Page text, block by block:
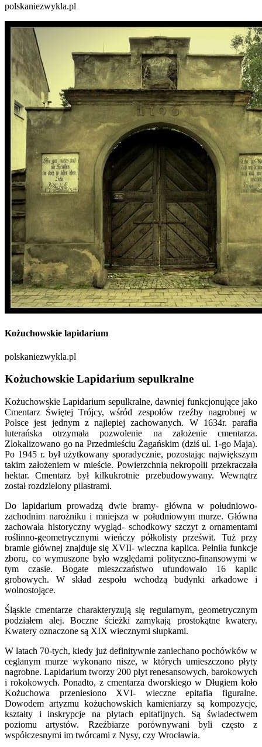
polskaniezwykla.pl
Kożuchowskie lapidarium
polskaniezwykla.pl
Kożuchowskie Lapidarium sepulkralne
Kożuchowskie Lapidarium sepulkralne, dawniej funkcjonujące jako
Cmentarz Świętej Trójcy, wśród zespołów rzeźby nagrobnej w
Polsce jest jednym z najlepiej zachowanych. W 1634r. parafia
luterańska otrzymała pozwolenie na założenie cmentarza.
Zlokalizowano go na Przedmieściu Żagańskim (dziś ul. 1-go Maja).
Po 1945 r. był użytkowany sporadycznie, pozostając największym
takim założeniem w mieście. Powierzchnia nekropolii przekraczała
hektar. Cmentarz był kilkukrotnie przebudowywany. Wewnątrz
został rozdzielony pilastrami.
Do lapidarium prowadzą dwie bramy- główna w południowo-
zachodnim narożniku i mniejsza w południowym murze. Główna
zachowała historyczny wygląd- schodkowy szczyt z ornamentami
roślinno-geometrycznymi wieńczy półkolisty prześwit. Tuż przy
bramie głównej znajduje się XVII- wieczna kaplica. Pełniła funkcje
zboru, co wymuszone było względami polityczno-finansowymi w
tym czasie. Bogate mieszczaństwo ufundowało 16 kaplic
grobowych. W skład zespołu wchodzą budynki arkadowe i
wolnostojące.
Śląskie cmentarze charakteryzują się regularnym, geometrycznym
podziałem alej. Boczne ścieżki zamykają prostokątne kwatery.
Kwatery oznaczone są XIX wiecznymi słupkami.
W latach 70-tych, kiedy już definitywnie zaniechano pochówków w
ceglanym murze wykonano nisze, w których umieszczono płyty
nagrobne. Lapidarium tworzy 200 płyt renesansowych, barokowych
i rokokowych. Ponadto, z cmentarza dworskiego w Długiem koło
Kożuchowa przeniesiono XVI- wieczne epitafia figuralne.
Dowodem artyzmu kożuchowskich kamieniarzy są kompozycje,
kształty i inskrypcje na płytach epitafijnych. Są świadectwem
poziomu artystów. Rzeźbiarze porównywani byli często z
współczesnymi im twórcami z Nysy, czy Wrocławia.